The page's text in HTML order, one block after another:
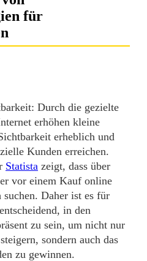
für
Durch die gezielte
erhöhen kleine
erheblich und
Kunden erreichen.
Statista zeigt, dass über
vor einem Kauf online
Daher ist es für
in den
zu sein, um nicht nur
sondern auch das
zu gewinnen.